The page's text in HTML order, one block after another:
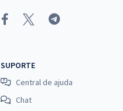
SUPORTE
Central de ajuda
Chat